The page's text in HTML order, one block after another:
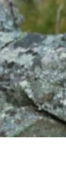
Pliki
gromadząc i